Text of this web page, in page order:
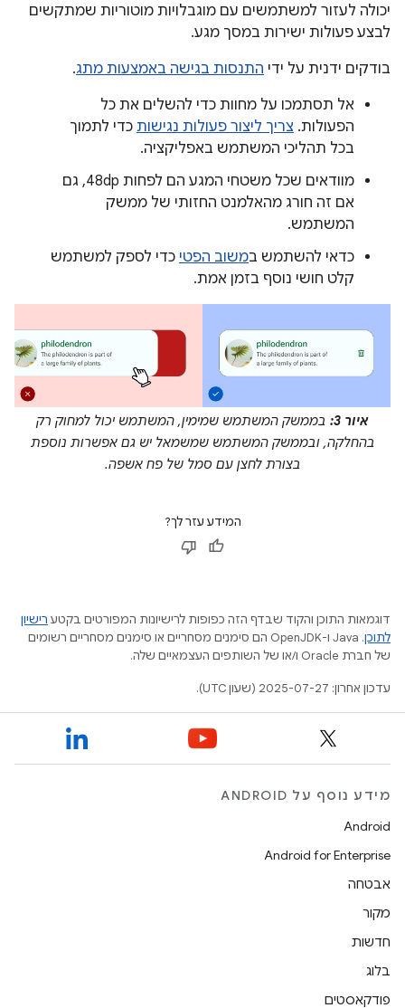
יכולה לעזור למשתמשים עם מוגבלויות מוטוריות שמתקשים
לבצע פעולות ישירות במסך מגע.
בודקים ידנית על ידי התנסות בגישה באמצעות מתג.
אל תסתמכו על מחוות כדי להשלים את כל
הפעולות. צריך ליצור פעולות נגישות כדי לתמוך
בכל תהליכי המשתמש באפליקציה.
מוודאים שכל משטחי המגע הם לפחות 48dp, גם
אם זה חורג מהאלמנט החזותי של ממשק
המשתמש.
כדאי להשתמש במשוב הפטי כדי לספק למשתמש
קלט חושי נוסף בזמן אמת.
איור 3:
בממשק המשתמש שמימין, המשתמש יכול למחוק רק
בהחלקה, ובממשק המשתמש שמשמאל יש גם אפשרות נוספת
בצורת לחצן עם סמל של פח אשפה.
המידע עזר לך?
דוגמאות התוכן והקוד שבדף הזה כפופות לרישיונות המפורטים בקטע רישיון
לתוכן
.‏ Java ו-OpenJDK הם סימנים מסחריים או סימנים מסחריים רשומים
של חברת Oracle ו/או של השותפים העצמאיים שלה.
עדכון אחרון: 2025-07-27 (שעון UTC).
מידע נוסף על ANDROID
Android
Android for Enterprise
אבטחה
מקור
חדשות
בלוג
פודקאסטים